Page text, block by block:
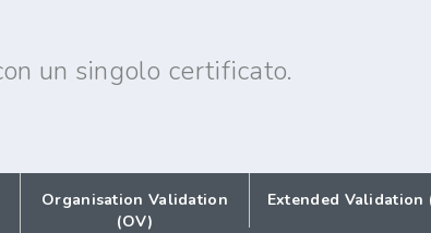
un singolo certificato.
Organisation Validation
(OV)
Extended Validation